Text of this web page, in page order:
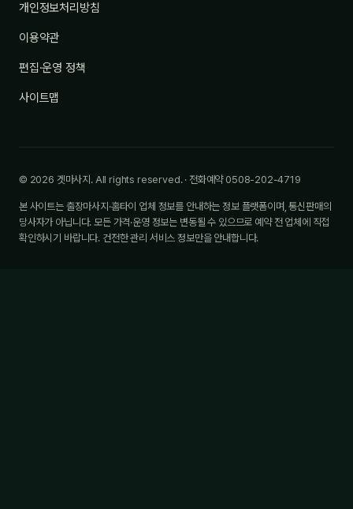
개인정보처리방침
이용약관
편집·운영 정책
사이트맵
© 2026 겟마사지. All rights reserved. · 전화예약 0508-202-4719
본 사이트는 출장마사지·홈타이 업체 정보를 안내하는 정보 플랫폼이며, 통신판매의
당사자가 아닙니다. 모든 가격·운영 정보는 변동될 수 있으므로 예약 전 업체에 직접
확인하시기 바랍니다. 건전한 관리 서비스 정보만을 안내합니다.